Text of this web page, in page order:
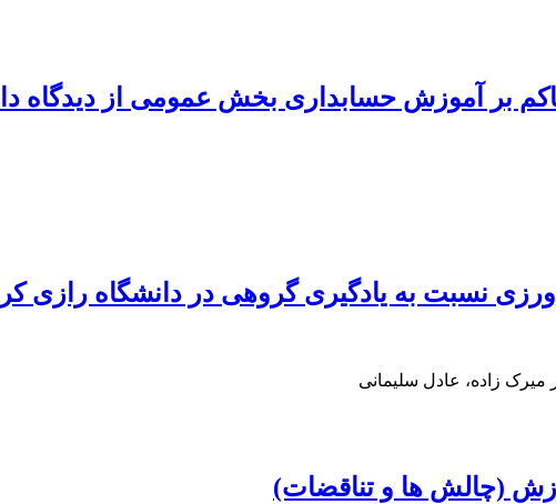
بر آموزش حسابداری بخش عمومی از
نسبت به یادگیری گروهی در دانشگاه رازی
زاده، عادل سلیمانی
(چالش ها و تناقضات)